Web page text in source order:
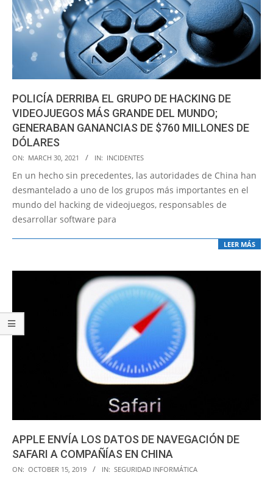
POLICÍA DERRIBA EL GRUPO DE HACKING DE
VIDEOJUEGOS MÁS GRANDE DEL MUNDO;
GENERABAN GANANCIAS DE $760 MILLONES DE
DÓLARES
2021-
03-
30
ON: MARCH 30, 2021 IN: INCIDENTES
En un hecho sin precedentes, las autoridades de China han
desmantelado a uno de los grupos más importantes en el
mundo del hacking de videojuegos, responsables de
desarrollar software para
LEER MÁS
APPLE ENVÍA LOS DATOS DE NAVEGACIÓN DE
SAFARI A COMPAÑÍAS EN CHINA
2019-
ON: OCTOBER 15, 2019 IN: SEGURIDAD INFORMÁTICA